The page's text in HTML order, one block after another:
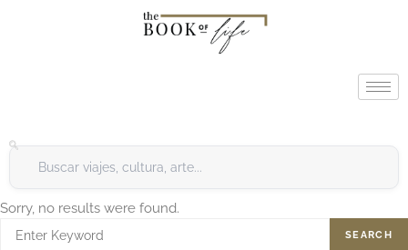
Sorry, no results were found.
FOR:
SEARCH